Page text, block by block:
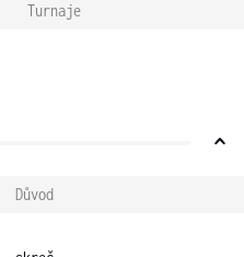
Turnaje
Důvod